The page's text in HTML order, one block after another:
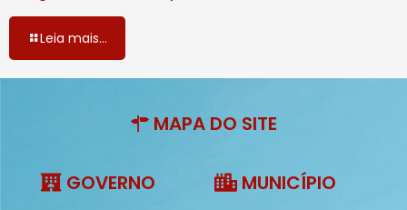
Leia mais...
MAPA DO SITE
GOVERNO MUNICÍPIO